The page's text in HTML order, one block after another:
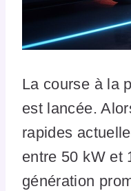
La course à la
est lancée.
rapides
entre 50 kW et
génération